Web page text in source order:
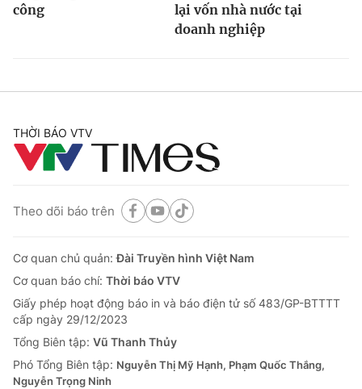
công
lại vốn nhà nước tại
doanh nghiệp
THỜI BÁO VTV
Theo dõi báo trên
Cơ quan chủ quản:Đài Truyền hình Việt Nam
Cơ quan báo chí: Thời báo VTV
Giấy phép hoạt động báo in và báo điện tử số 483/GP-BTTTT
cấp ngày 29/12/2023
Tổng Biên tập: Vũ Thanh Thủy
Phó Tổng Biên tập: Nguyễn Thị Mỹ Hạnh, Phạm Quốc Thắng,
Nguyễn Trọng Ninh